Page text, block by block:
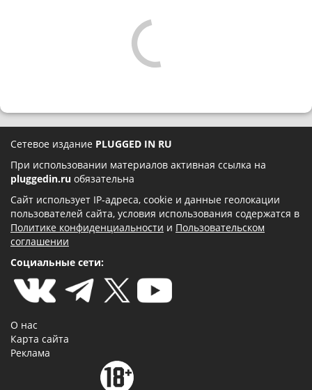
Сетевое издание PLUGGED IN RU
При использовании материалов активная ссылка на
pluggedin.ru обязательна
Сайт использует IP-адреса, cookie и данные геолокации
пользователей сайта, условия использования содержатся в
Политике конфиденциальности и Пользовательском
соглашении
Социальные сети:
О нас
Карта сайта
Реклама